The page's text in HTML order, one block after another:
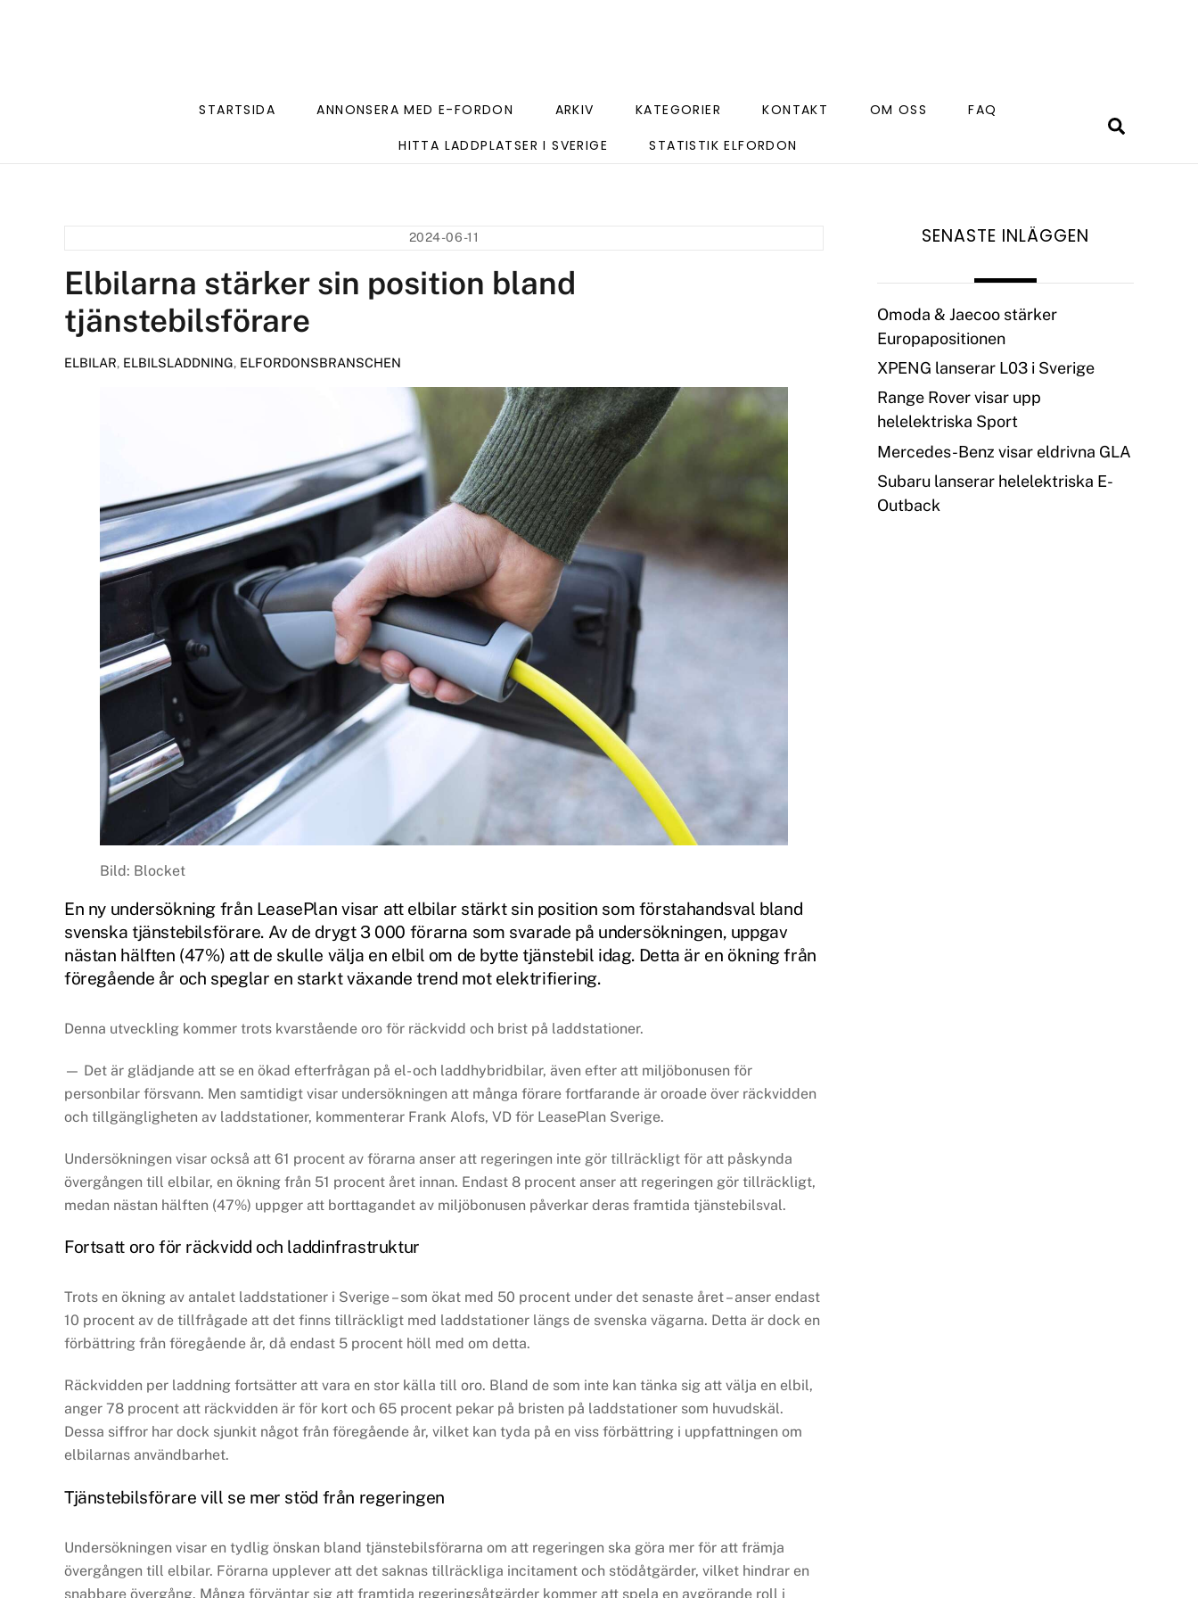
STARTSIDA ANNONSERA MED E-FORDON ARKIV KATEGORIER KONTAKT OM OSS
FAQ
HITTA LADDPLATSER I SVERIGE
STATISTIK ELFORDON
2024-06-11
Elbilarna stärker sin position bland
tjänstebilsförare
ELBILAR, ELBILSLADDNING, ELFORDONSBRANSCHEN
Bild: Blocket
En ny undersökning från LeasePlan visar att elbilar stärkt sin position som förstahandsval bland
svenska tjänstebilsförare. Av de drygt 3 000 förarna som svarade på undersökningen, uppgav
nästan hälften (47%) att de skulle välja en elbil om de bytte tjänstebil idag. Detta är en ökning från
föregående år och speglar en starkt växande trend mot elektrifiering.
Denna utveckling kommer trots kvarstående oro för räckvidd och brist på laddstationer.
— Det är glädjande att se en ökad efterfrågan på el- och laddhybridbilar, även efter att miljöbonusen för
personbilar försvann. Men samtidigt visar undersökningen att många förare fortfarande är oroade över räckvidden
och tillgängligheten av laddstationer, kommenterar Frank Alofs, VD för LeasePlan Sverige.
Undersökningen visar också att 61 procent av förarna anser att regeringen inte gör tillräckligt för att påskynda
övergången till elbilar, en ökning från 51 procent året innan. Endast 8 procent anser att regeringen gör tillräckligt,
medan nästan hälften (47%) uppger att borttagandet av miljöbonusen påverkar deras framtida tjänstebilsval.
Fortsatt oro för räckvidd och laddinfrastruktur
Trots en ökning av antalet laddstationer i Sverige – som ökat med 50 procent under det senaste året – anser endast
10 procent av de tillfrågade att det finns tillräckligt med laddstationer längs de svenska vägarna. Detta är dock en
förbättring från föregående år, då endast 5 procent höll med om detta.
Räckvidden per laddning fortsätter att vara en stor källa till oro. Bland de som inte kan tänka sig att välja en elbil,
anger 78 procent att räckvidden är för kort och 65 procent pekar på bristen på laddstationer som huvudskäl.
Dessa siffror har dock sjunkit något från föregående år, vilket kan tyda på en viss förbättring i uppfattningen om
elbilarnas användbarhet.
Tjänstebilsförare vill se mer stöd från regeringen
Undersökningen visar en tydlig önskan bland tjänstebilsförarna om att regeringen ska göra mer för att främja
övergången till elbilar. Förarna upplever att det saknas tillräckliga incitament och stödåtgärder, vilket hindrar en
snabbare övergång. Många förväntar sig att framtida regeringsåtgärder kommer att spela en avgörande roll i
SENASTE INLÄGGEN
Omoda & Jaecoo stärker
Europapositionen
XPENG lanserar L03 i Sverige
Range Rover visar upp
helelektriska Sport
Mercedes-Benz visar eldrivna GLA
Subaru lanserar helelektriska E-
Outback